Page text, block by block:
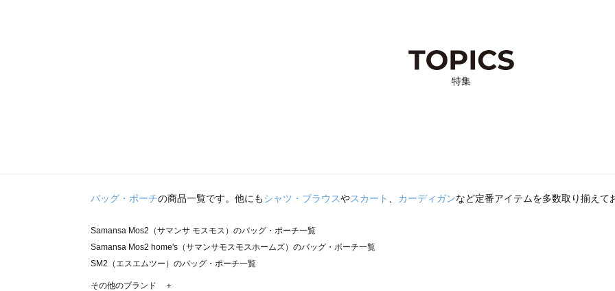
特集
バッグ・ポーチの商品一覧です。他にもシャツ・ブラウスやスカート カーディガンなど定番アイテムを多数取り揃えて
Samansa Mos2（サマンサ モスモス）のバッグ・ポーチ一覧
Samansa Mos2 home's（サマンサモスモスホームズ）のバッグ・ポーチ一覧
SM2（エスエムツー）のバッグ・ポーチ一覧
TSUHARU by Samansa Mos2（ツハルバイサマンサモスモス）のバッグ・ポーチ一覧
その他のブランド ＋